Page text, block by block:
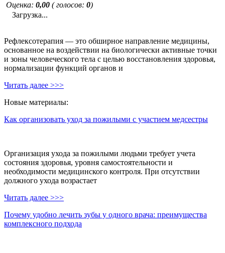
Оценка: 0,00 ( голосов: 0)
Загрузка...
Рефлексотерапия — это обширное направление медицины,
основанное на воздействии на биологически активные точки
и зоны человеческого тела с целью восстановления здоровья,
нормализации функций органов и
Читать далее >>>
Новые материалы:
Как организовать уход за пожилыми с участием медсестры
Организация ухода за пожилыми людьми требует учета
состояния здоровья, уровня самостоятельности и
необходимости медицинского контроля. При отсутствии
должного ухода возрастает
Читать далее >>>
Почему удобно лечить зубы у одного врача: преимущества
комплексного подхода